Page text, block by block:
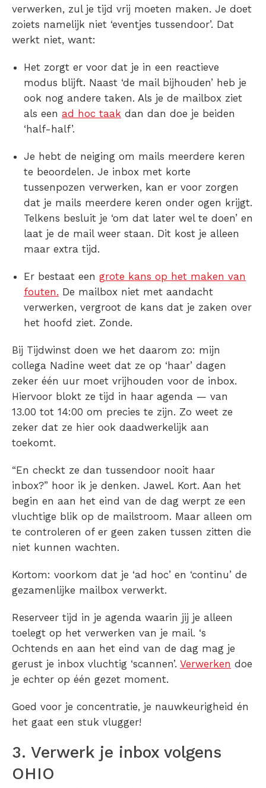
verwerken, zul je tijd vrij moeten maken. Je doet
zoiets namelijk niet ‘eventjes tussendoor’. Dat
werkt niet, want:
Het zorgt er voor dat je in een reactieve
modus blijft. Naast ‘de mail bijhouden’ heb je
ook nog andere taken. Als je de mailbox ziet
als een ad hoc taak dan dan doe je beiden
‘half-half’.
Je hebt de neiging om mails meerdere keren
te beoordelen. Je inbox met korte
tussenpozen verwerken, kan er voor zorgen
dat je mails meerdere keren onder ogen krijgt.
Telkens besluit je ‘om dat later wel te doen’ en
laat je de mail weer staan. Dit kost je alleen
maar extra tijd.
Er bestaat een grote kans op het maken van
fouten. De mailbox niet met aandacht
verwerken, vergroot de kans dat je zaken over
het hoofd ziet. Zonde.
Bij Tijdwinst doen we het daarom zo: mijn
collega Nadine weet dat ze op ‘haar’ dagen
zeker één uur moet vrijhouden voor de inbox.
Hiervoor blokt ze tijd in haar agenda — van
13.00 tot 14:00 om precies te zijn. Zo weet ze
zeker dat ze hier ook daadwerkelijk aan
toekomt.
“En checkt ze dan tussendoor nooit haar
inbox?” hoor ik je denken. Jawel. Kort. Aan het
begin en aan het eind van de dag werpt ze een
vluchtige blik op de mailstroom. Maar alleen om
te controleren of er geen zaken tussen zitten die
niet kunnen wachten.
Kortom: voorkom dat je ‘ad hoc’ en ‘continu’ de
gezamenlijke mailbox verwerkt.
Reserveer tijd in je agenda waarin jij je alleen
toelegt op het verwerken van je mail. ‘s
Ochtends en aan het eind van de dag mag je
gerust je inbox vluchtig ‘scannen’. Verwerken doe
je echter op één gezet moment.
Goed voor je concentratie, je nauwkeurigheid én
het gaat een stuk vlugger!
3. Verwerk je inbox volgens
OHIO